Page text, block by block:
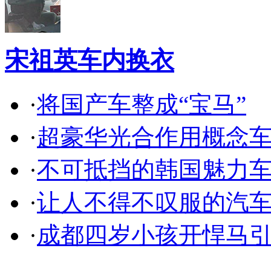
宋祖英车内换衣
·将国产车整成“宝马”
·超豪华光合作用概念
·不可抵挡的韩国魅力
·让人不得不叹服的汽
·成都四岁小孩开悍马